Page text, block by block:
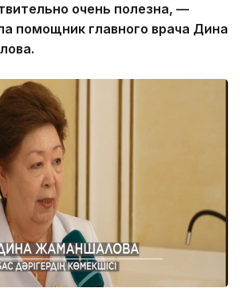
очень полезна, —
помощник главного врача Дина